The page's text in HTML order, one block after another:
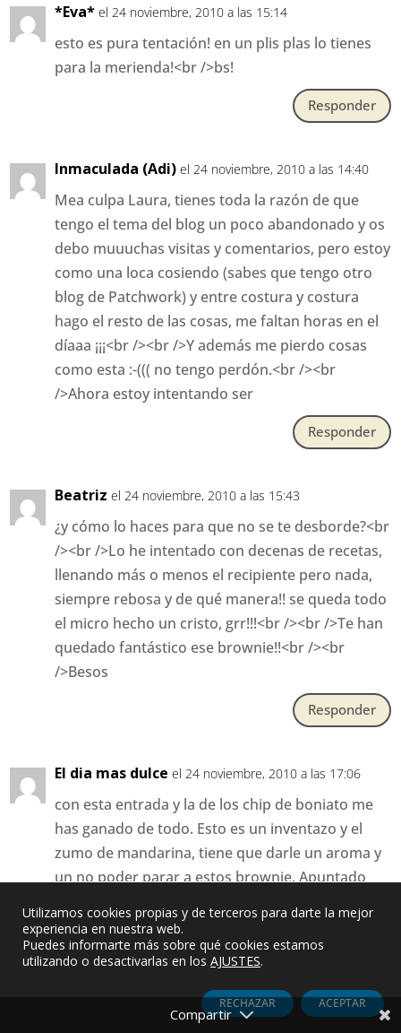
*Eva* el 24 noviembre, 2010 a las 15:14
esto es pura tentación! en un plis plas lo tienes
para la merienda!<br />bs!
Responder
Inmaculada (Adi) el 24 noviembre, 2010 a las 14:40
Mea culpa Laura, tienes toda la razón de que
tengo el tema del blog un poco abandonado y os
debo muuuchas visitas y comentarios, pero estoy
como una loca cosiendo (sabes que tengo otro
blog de Patchwork) y entre costura y costura
hago el resto de las cosas, me faltan horas en el
díaaa ¡¡¡<br /><br />Y además me pierdo cosas
como esta :-((( no tengo perdón.<br /><br
/>Ahora estoy intentando ser
Responder
Beatriz el 24 noviembre, 2010 a las 15:43
¿y cómo lo haces para que no se te desborde?<br
/><br />Lo he intentado con decenas de recetas,
llenando más o menos el recipiente pero nada,
siempre rebosa y de qué manera!! se queda todo
el micro hecho un cristo, grr!!!<br /><br />Te han
quedado fantástico ese brownie!!<br /><br
/>Besos
Responder
El dia mas dulce el 24 noviembre, 2010 a las 17:06
con esta entrada y la de los chip de boniato me
has ganado de todo. Esto es un inventazo y el
zumo de mandarina, tiene que darle un aroma y
un no poder parar a estos brownie. Apuntado
Responder
el 24 noviembre, 2010 a las 17:16
Utilizamos cookies propias y de terceros para darte la mejor
experiencia en nuestra web.
Puedes informarte más sobre qué cookies estamos
utilizando o desactivarlas en los AJUSTES.
ACEPTAR
RECHAZAR